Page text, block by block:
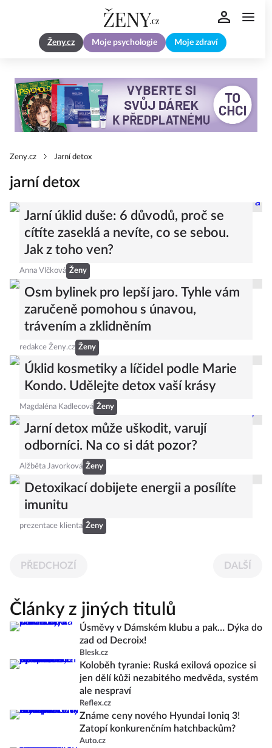
Ženy.cz Moje psychologie Moje zdraví
Zeny.cz Jarní detox
jarní detox
Jarní úklid duše: 6 důvodů, proč se
cítíte zaseklá a nevíte, co se sebou.
Jak z toho ven?
Anna Vlčková Ženy
Osm bylinek pro lepší jaro. Tyhle vám
zaručeně pomohou s únavou,
trávením a zklidněním
redakce Ženy.cz Ženy
Úklid kosmetiky a líčidel podle Marie
Kondo. Udělejte detox vaší krásy
Magdaléna Kadlecová Ženy
Jarní detox může uškodit, varují
odborníci. Na co si dát pozor?
Alžběta Javorková Ženy
Detoxikací dobijete energii a posílíte
imunitu
prezentace klienta Ženy
PŘEDCHOZÍ DALŠÍ
Články z jiných titulů
Úsměvy v Dámském klubu a pak… Dýka do
zad od Decroix!
Blesk.cz
Koloběh tyranie: Ruská exilová opozice si
jen dělí kůži nezabitého medvěda, systém
ale nespraví
Reflex.cz
Známe ceny nového Hyundai Ioniq 3!
Zatopí konkurenčním hatchbackům?
Auto.cz